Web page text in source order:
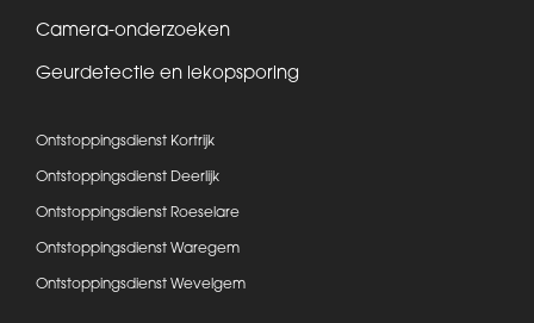
Camera-onderzoeken
Geurdetectie en lekopsporing
Ontstoppingsdienst Kortrijk
Ontstoppingsdienst Deerlijk
Ontstoppingsdienst Roeselare
Ontstoppingsdienst Waregem
Ontstoppingsdienst Wevelgem